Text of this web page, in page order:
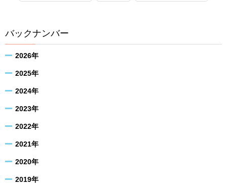
バックナンバー
2026年
2025年
2024年
2023年
2022年
2021年
2020年
2019年